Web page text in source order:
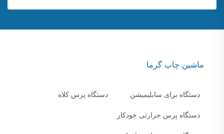
ماشین چاپ گرما
دستگاه برای سابلیمیشن دستگاه پرس کلاه
دستگاه پرس حرارتی خودکار